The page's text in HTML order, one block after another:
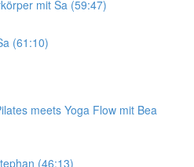
mit Sa (59:47)
(61:10)
meets Yoga Flow mit Bea
(46:13)